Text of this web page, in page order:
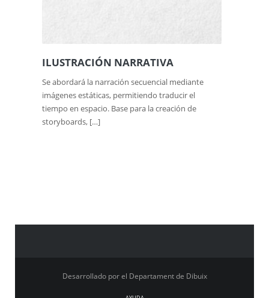
ILUSTRACIÓN NARRATIVA
Se abordará la narración secuencial mediante
imágenes estáticas, permitiendo traducir el
tiempo en espacio. Base para la creación de
storyboards, […]
Desarrollado por el Departament de Dibuix